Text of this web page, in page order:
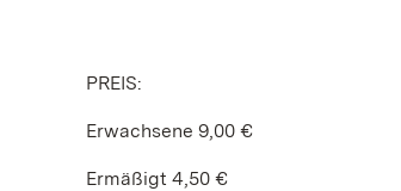
PREIS:
Erwachsene 9,00 €
Ermäßigt 4,50 €